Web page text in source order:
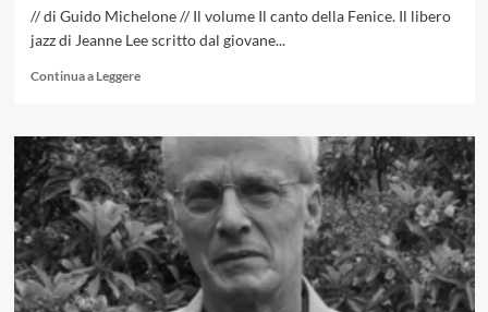
// di Guido Michelone // Il volume Il canto della Fenice. Il libero
jazz di Jeanne Lee scritto dal giovane...
Continua a LeggereLeggi
su
Jeanne
Lee,
il
canto
della
Fenice,
il
libro